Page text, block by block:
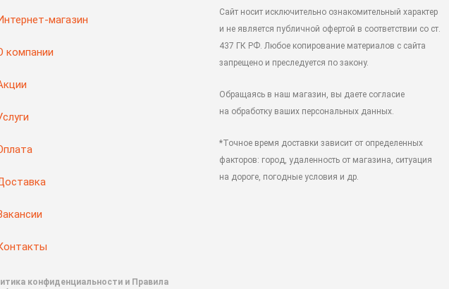
магазин
компании
конфиденциальности и Правила
Сайт носит исключительно ознакомительный характер
и не является публичной офертой в соответствии со ст.
437 ГК РФ. Любое копирование материалов с сайта
запрещено и преследуется по закону.
Обращаясь в наш магазин, вы даете согласие
на обработку ваших персональных данных.
*Точное время доставки зависит от определенных
факторов: город, удаленность от магазина, ситуация
на дороге, погодные условия и др.